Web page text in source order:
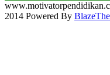
2014 Powered By